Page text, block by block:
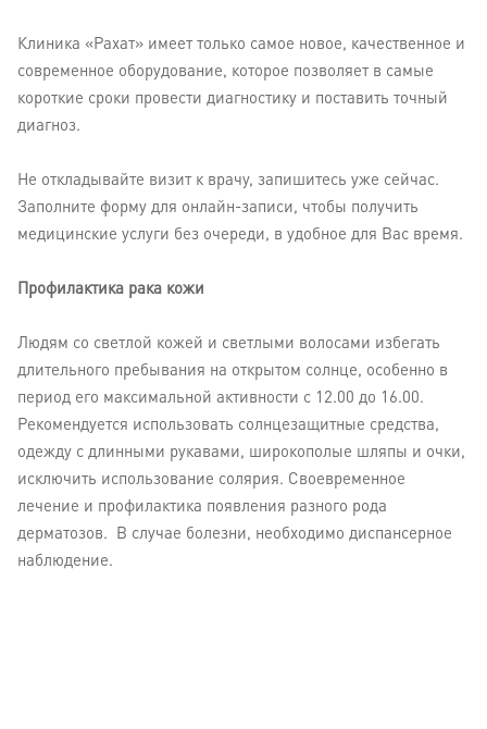
Клиника «Рахат» имеет только самое новое, качественное и
современное оборудование, которое позволяет в самые
короткие сроки провести диагностику и поставить точный
диагноз.
Не откладывайте визит к врачу, запишитесь уже сейчас.
Заполните форму для онлайн-записи, чтобы получить
медицинские услуги без очереди, в удобное для Вас время.
Профилактика рака кожи
Людям со светлой кожей и светлыми волосами избегать
длительного пребывания на открытом солнце, особенно в
период его максимальной активности с 12.00 до 16.00.
Рекомендуется использовать солнцезащитные средства,
одежду с длинными рукавами, широкополые шляпы и очки,
исключить использование солярия. Своевременное
лечение и профилактика появления разного рода
дерматозов. В случае болезни, необходимо диспансерное
наблюдение.